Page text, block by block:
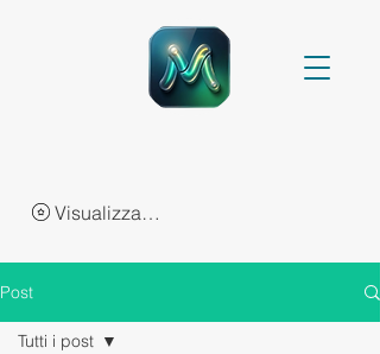
Visualizza punti
Post
Tutti i post